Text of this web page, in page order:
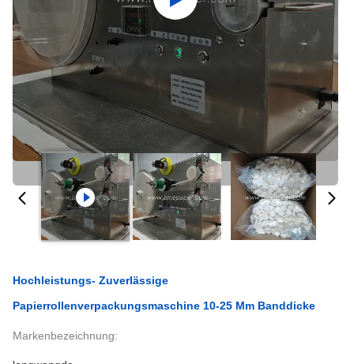
Hochleistungs- Zuverlässige
Papierrollenverpackungsmaschine 10-25 Mm Banddicke
Markenbezeichnung: